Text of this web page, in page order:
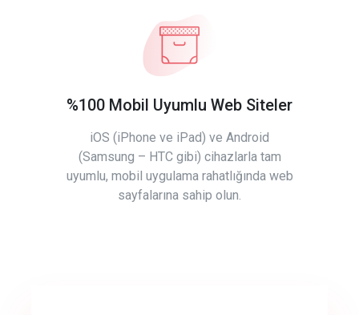
%100 Mobil Uyumlu Web Siteler
iOS (iPhone ve iPad) ve Android
(Samsung – HTC gibi) cihazlarla tam
uyumlu, mobil uygulama rahatlığında web
sayfalarına sahip olun.